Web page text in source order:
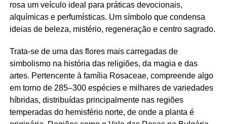
rosa um veículo ideal para práticas devocionais,
alquímicas e perfumísticas. Um símbolo que condensa
ideias de beleza, mistério, regeneração e centro sagrado.
Trata-se de uma das flores mais carregadas de
simbolismo na história das religiões, da magia e das
artes. Pertencente à família Rosaceae, compreende algo
em torno de 285–300 espécies e milhares de variedades
híbridas, distribuídas principalmente nas regiões
temperadas do hemisfério norte, de onde a planta é